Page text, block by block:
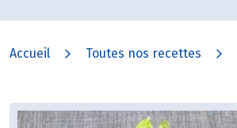
Accueil Toutes nos recettes